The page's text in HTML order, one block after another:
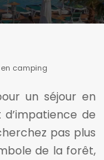
camping
un séjour en
de
pas plus
de la forêt,